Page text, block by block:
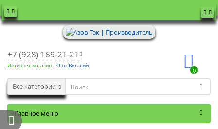
+7 (928) 169-21-21
Интернет магазин Опт: Виталий
0
Все категории
Главное меню